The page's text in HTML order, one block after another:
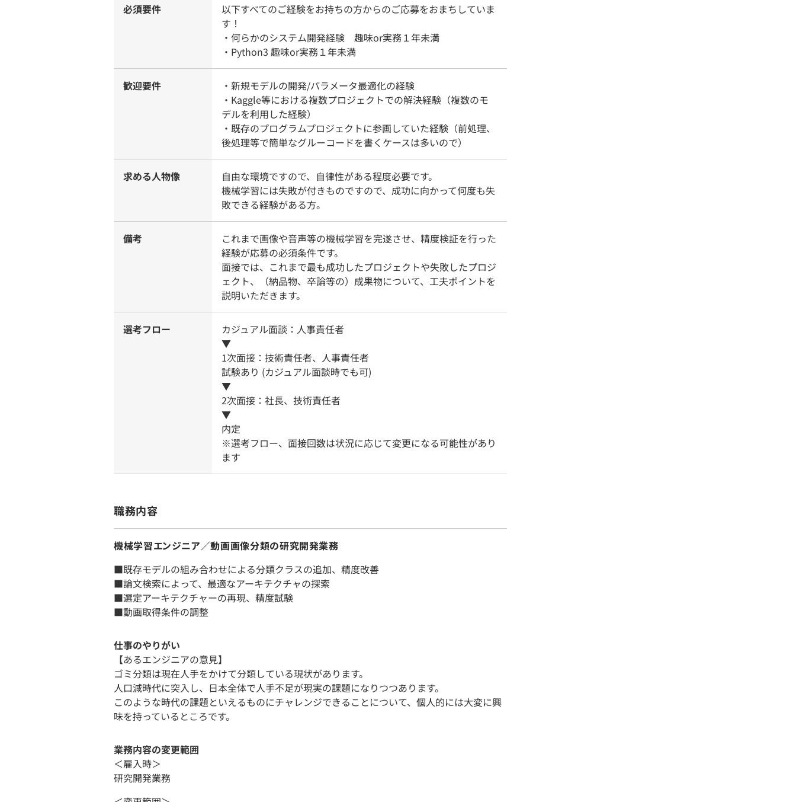
必須要件
以下すべてのご経験をお持ちの方からのご応募をおまちしていま
す！
・何らかのシステム開発経験 趣味or実務１年未満
・Python3 趣味or実務１年未満
歓迎要件
・新規モデルの開発/パラメータ最適化の経験
・Kaggle等における複数プロジェクトでの解決経験（複数のモ
デルを利用した経験）
・既存のプログラムプロジェクトに参画していた経験（前処理、
後処理等で簡単なグルーコードを書くケースは多いので）
求める人物像
自由な環境ですので、自律性がある程度必要です。
機械学習には失敗が付きものですので、成功に向かって何度も失
敗できる経験がある方。
備考
これまで画像や音声等の機械学習を完遂させ、精度検証を行った
経験が応募の必須条件です。
面接では、これまで最も成功したプロジェクトや失敗したプロジ
ェクト、（納品物、卒論等の）成果物について、工夫ポイントを
説明いただきます。
選考フロー
カジュアル面談：人事責任者
▼
1次面接：技術責任者、人事責任者
試験あり (カジュアル面談時でも可)
▼
2次面接：社長、技術責任者
▼
内定
※選考フロー、面接回数は状況に応じて変更になる可能性があり
ます
職務内容
機械学習エンジニア／動画画像分類の研究開発業務
■既存モデルの組み合わせによる分類クラスの追加、精度改善
■論文検索によって、最適なアーキテクチャの探索
■選定アーキテクチャーの再現、精度試験
■動画取得条件の調整
仕事のやりがい
【あるエンジニアの意見】
ゴミ分類は現在人手をかけて分類している現状があります。
人口減時代に突入し、日本全体で人手不足が現実の課題になりつつあります。
このような時代の課題といえるものにチャレンジできることについて、個人的には大変に興
味を持っているところです。
業務内容の変更範囲
＜雇入時＞
研究開発業務